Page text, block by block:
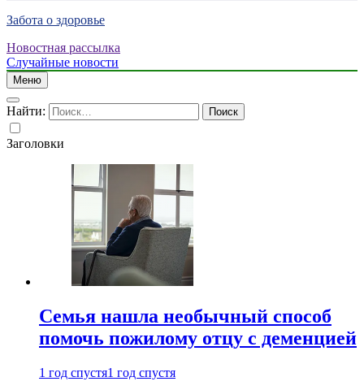
Забота о здоровье
Новостная рассылка
Случайные новости
Меню
Найти:
Заголовки
Семья нашла необычный способ
помочь пожилому отцу с деменцией
1 год спустя1 год спустя